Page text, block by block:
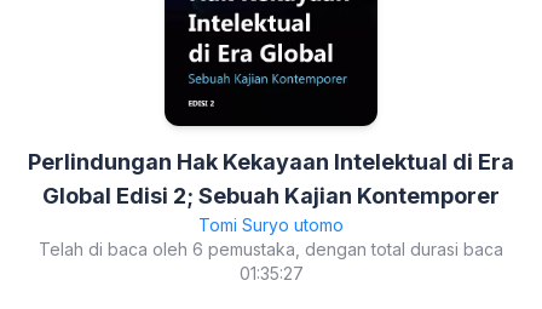
Perlindungan Hak Kekayaan Intelektual di Era
Global Edisi 2; Sebuah Kajian Kontemporer
Tomi Suryo utomo
Telah di baca oleh 6 pemustaka, dengan total durasi baca
01:35:27